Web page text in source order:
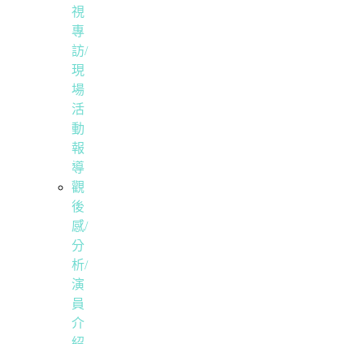
視
專
訪/
現
場
活
動
報
導
觀
後
感/
分
析/
演
員
介